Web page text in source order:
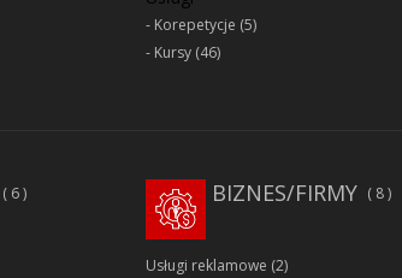
Korepetycje (5)
Kursy (46)
6 8
BIZNES/FIRMY
Usługi reklamowe (2)